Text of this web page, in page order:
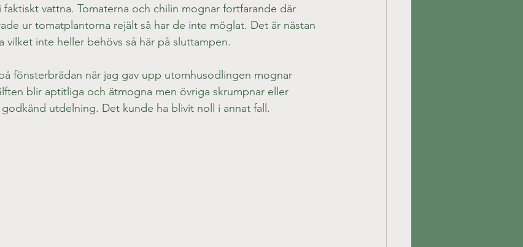
vattna. Tomaterna och chilin mognar fortfarande där
ur tomatplantorna rejält så har de inte möglat. Det är nästan
vilket inte heller behövs så här på sluttampen.
fönsterbrädan när jag gav upp utomhusodlingen mognar
blir aptitliga och ätmogna men övriga skrumpnar eller
utdelning. Det kunde ha blivit noll i annat fall.